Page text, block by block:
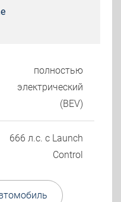
полностью
электрический
(BEV)
666 л.с. с Launch
Control